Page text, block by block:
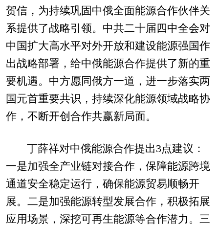
贺信，为持续巩固中俄全面能源合作伙伴关
系提供了战略引领。中共二十届四中全会对
中国扩大高水平对外开放和建设能源强国作
出战略部署，给中俄能源合作提供了新的重
要机遇。中方愿同俄方一道，进一步落实两
国元首重要共识，持续深化能源领域战略协
作，不断开创合作共赢新局面。
丁薛祥对中俄能源合作提出3点建议：
一是加强全产业链对接合作，保障能源跨境
通道安全稳定运行，确保能源贸易顺畅开
展。二是加强能源转型发展合作，积极拓展
应用场景，深挖可再生能源等合作潜力。三